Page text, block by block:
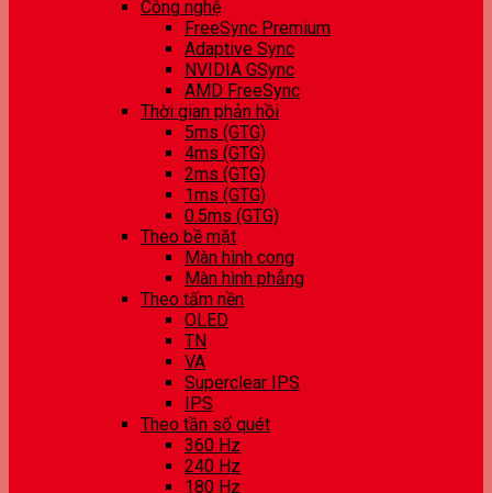
Công nghệ
FreeSync Premium
Adaptive Sync
NVIDIA GSync
AMD FreeSync
Thời gian phản hồi
5ms (GTG)
4ms (GTG)
2ms (GTG)
1ms (GTG)
0.5ms (GTG)
Theo bề mặt
Màn hình cong
Màn hình phẳng
Theo tấm nền
OLED
TN
VA
Superclear IPS
IPS
Theo tần số quét
360 Hz
240 Hz
180 Hz